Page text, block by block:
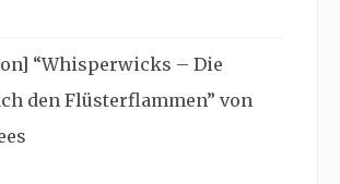
“Whisperwicks – Die
den Flüsterflammen” von